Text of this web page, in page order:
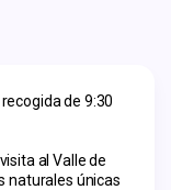
de 9:30
al Valle de
naturales únicas